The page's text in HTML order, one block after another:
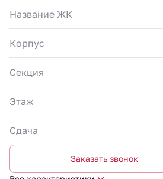
Название ЖК
Корпус
Секция
Этаж
Сдача
Заказать звонок